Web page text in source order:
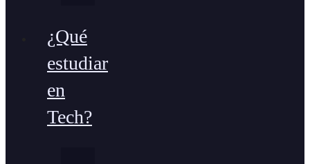
¿Qué
estudiar
en
Tech?